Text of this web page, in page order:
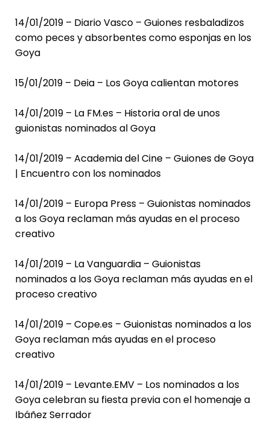
14/01/2019 – Diario Vasco – Guiones resbaladizos
como peces y absorbentes como esponjas en los
Goya
15/01/2019 – Deia – Los Goya calientan motores
14/01/2019 – La FM.es – Historia oral de unos
guionistas nominados al Goya
14/01/2019 – Academia del Cine – Guiones de Goya
| Encuentro con los nominados
14/01/2019 – Europa Press – Guionistas nominados
a los Goya reclaman más ayudas en el proceso
creativo
14/01/2019 – La Vanguardia – Guionistas
nominados a los Goya reclaman más ayudas en el
proceso creativo
14/01/2019 – Cope.es – Guionistas nominados a los
Goya reclaman más ayudas en el proceso
creativo
14/01/2019 – Levante.EMV – Los nominados a los
Goya celebran su fiesta previa con el homenaje a
Ibáñez Serrador